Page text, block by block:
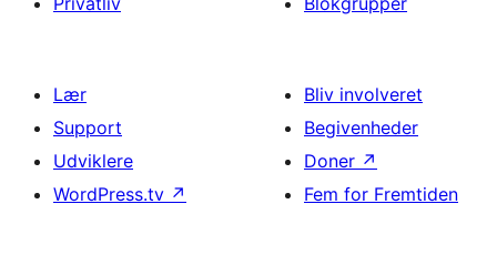
Lær
Support
Udviklere
WordPress.tv ↗
Bliv involveret
Begivenheder
Doner ↗
Fem for Fremtiden